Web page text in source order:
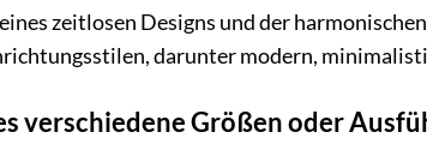
zeitlosen Designs und der
darunter modern,
verschiedene Größen oder